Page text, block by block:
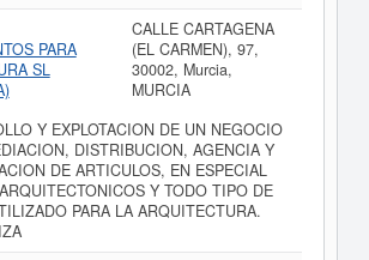
PARA
SL
CALLE CARTAGENA
(EL CARMEN), 97,
30002, Murcia,
MURCIA
Y EXPLOTACION DE UN NEGOCIO
DISTRIBUCION, AGENCIA Y
DE ARTICULOS, EN ESPECIAL
Y TODO TIPO DE
PARA LA ARQUITECTURA.